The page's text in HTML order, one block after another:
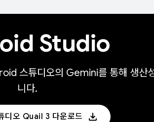
Studio
스튜디오의 Gemini를 통해 생산
니다.
오 Quail 3 다운로드